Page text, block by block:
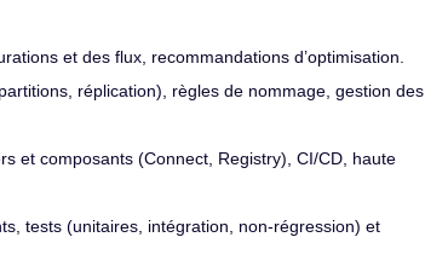
et des flux, recommandations d’optimisation.
réplication), règles de nommage, gestion des
et composants (Connect, Registry), CI/CD, haute
tests (unitaires, intégration, non-régression) et